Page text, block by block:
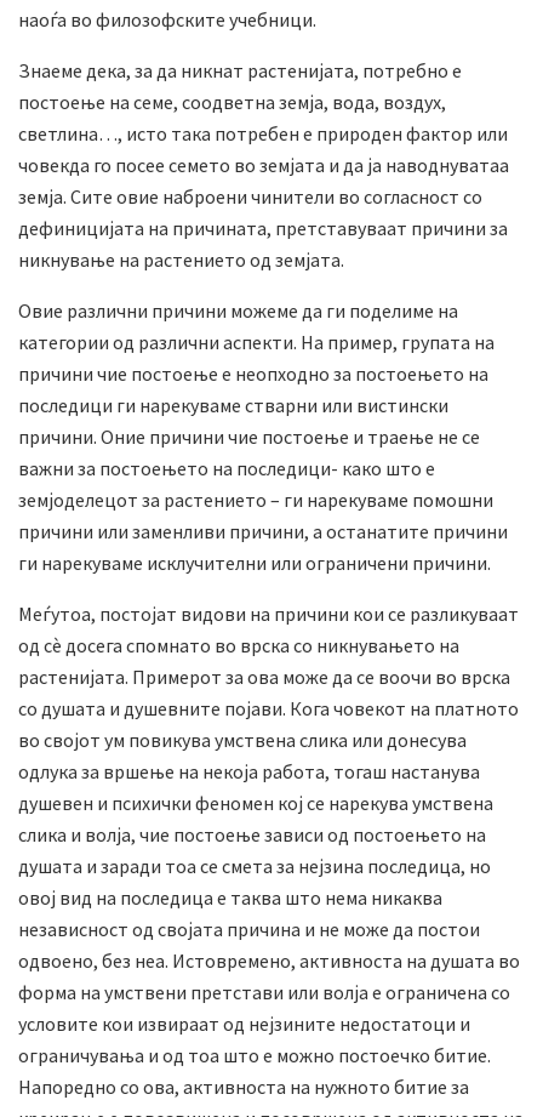
наоѓа во филозофските учебници.
Знаеме дека, за да никнат растенијата, потребно е
постоење на семе, соодветна земја, вода, воздух,
светлина…, исто така потребен е природен фактор или
човекда го посее семето во земјата и да ја наводнуватаа
земја. Сите овие наброени чинители во согласност со
дефиницијата на причината, претставуваат причини за
никнување на растението од земјата.
Овие различни причини можеме да ги поделиме на
категории од различни аспекти. На пример, групата на
причини чие постоење е неопходно за постоењето на
последици ги нарекуваме стварни или вистински
причини. Оние причини чие постоење и траење не се
важни за постоењето на последици- како што е
земјоделецот за растението – ги нарекуваме помошни
причини или заменливи причини, а останатите причини
ги нарекуваме исклучителни или ограничени причини.
Меѓутоа, постојат видови на причини кои се разликуваат
од сè досега спомнато во врска со никнувањето на
растенијата. Примерот за ова може да се воочи во врска
со душата и душевните појави. Кога човекот на платното
во својот ум повикува умствена слика или донесува
одлука за вршење на некоја работа, тогаш настанува
душевен и психички феномен кој се нарекува умствена
слика и волја, чие постоење зависи од постоењето на
душата и заради тоа се смета за нејзина последица, но
овој вид на последица е таква што нема никаква
независност од својата причина и не може да постои
одвоено, без неа. Истовремено, активноста на душата во
форма на умствени претстави или волја е ограничена со
условите кои извираат од нејзините недостатоци и
ограничувања и од тоа што е можно постоечко битие.
Напоредно со ова, активноста на нужното битие за